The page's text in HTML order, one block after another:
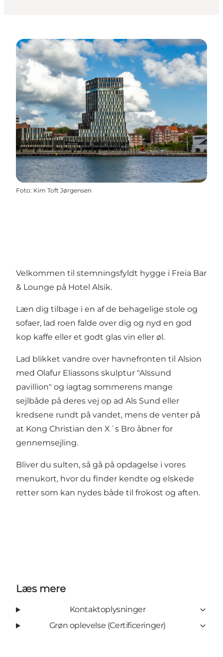
Foto: Kim Toft Jørgensen
Velkommen til stemningsfyldt hygge i Freia Bar
& Lounge på Hotel Alsik.
Læn dig tilbage i en af de behagelige stole og
sofaer, lad roen falde over dig og nyd en god
kop kaffe eller et godt glas vin eller øl.
Lad blikket vandre over havnefronten til Alsion
med Olafur Eliassons skulptur "Alssund
pavillion" og iagtag sommerens mange
sejlbåde på deres vej op ad Als Sund eller
kredsene rundt på vandet, mens de venter på
at Kong Christian den X´s Bro åbner for
gennemsejling.
Bliver du sulten, så gå på opdagelse i vores
menukort, hvor du finder kendte og elskede
retter som kan nydes både til frokost og aften.
Læs mere
Kontaktoplysninger
Grøn oplevelse (Certificeringer)